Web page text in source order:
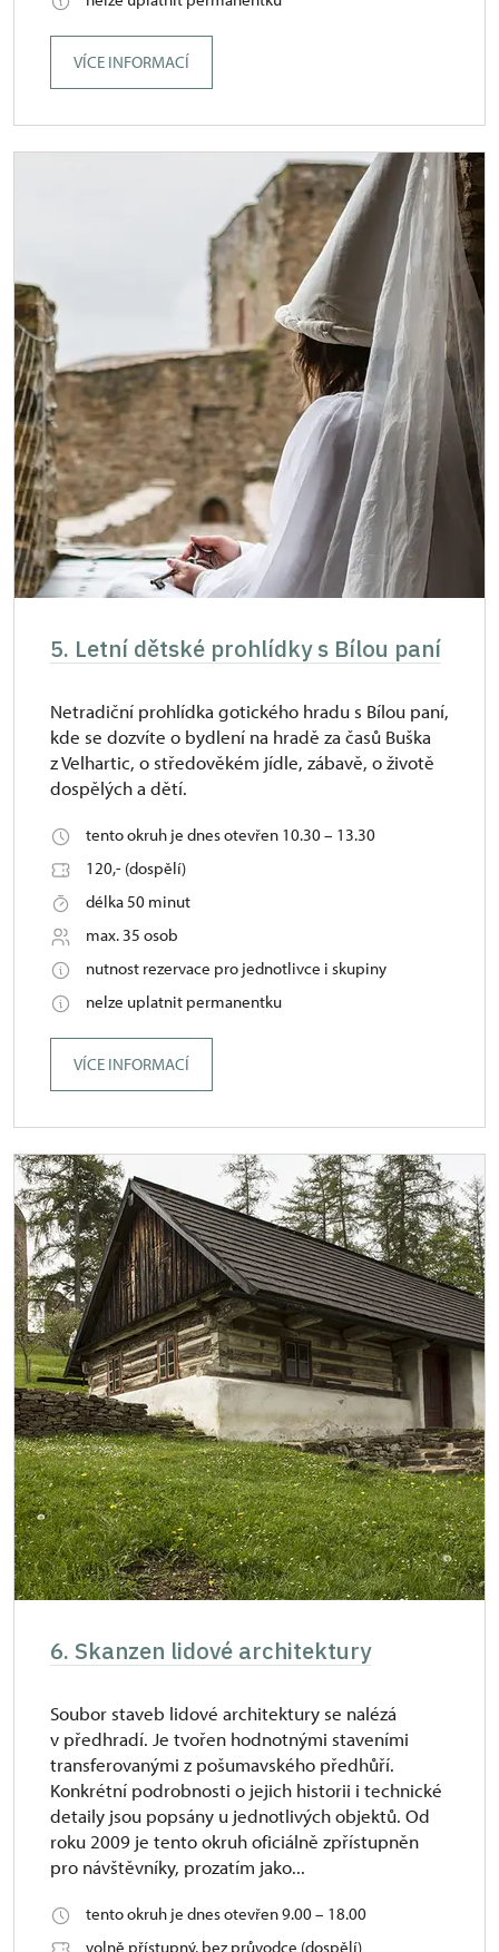
VÍCE INFORMACÍ
5. Letní dětské prohlídky s Bílou paní
Netradiční prohlídka gotického hradu s Bílou paní,
kde se dozvíte o bydlení na hradě za časů Buška
z Velhartic, o středověkém jídle, zábavě, o životě
dospělých a dětí.
tento okruh je dnes otevřen 10.30 – 13.30
120,- (dospělí)
délka 50 minut
max. 35 osob
nutnost rezervace pro jednotlivce i skupiny
nelze uplatnit permanentku
VÍCE INFORMACÍ
6. Skanzen lidové architektury
Soubor staveb lidové architektury se nalézá
v předhradí. Je tvořen hodnotnými staveními
transferovanými z pošumavského předhůří.
Konkrétní podrobnosti o jejich historii i technické
detaily jsou popsány u jednotlivých objektů. Od
roku 2009 je tento okruh oficiálně zpřístupněn
pro návštěvníky, prozatím jako...
tento okruh je dnes otevřen 9.00 – 18.00
volně přístupný, bez průvodce (dospělí)